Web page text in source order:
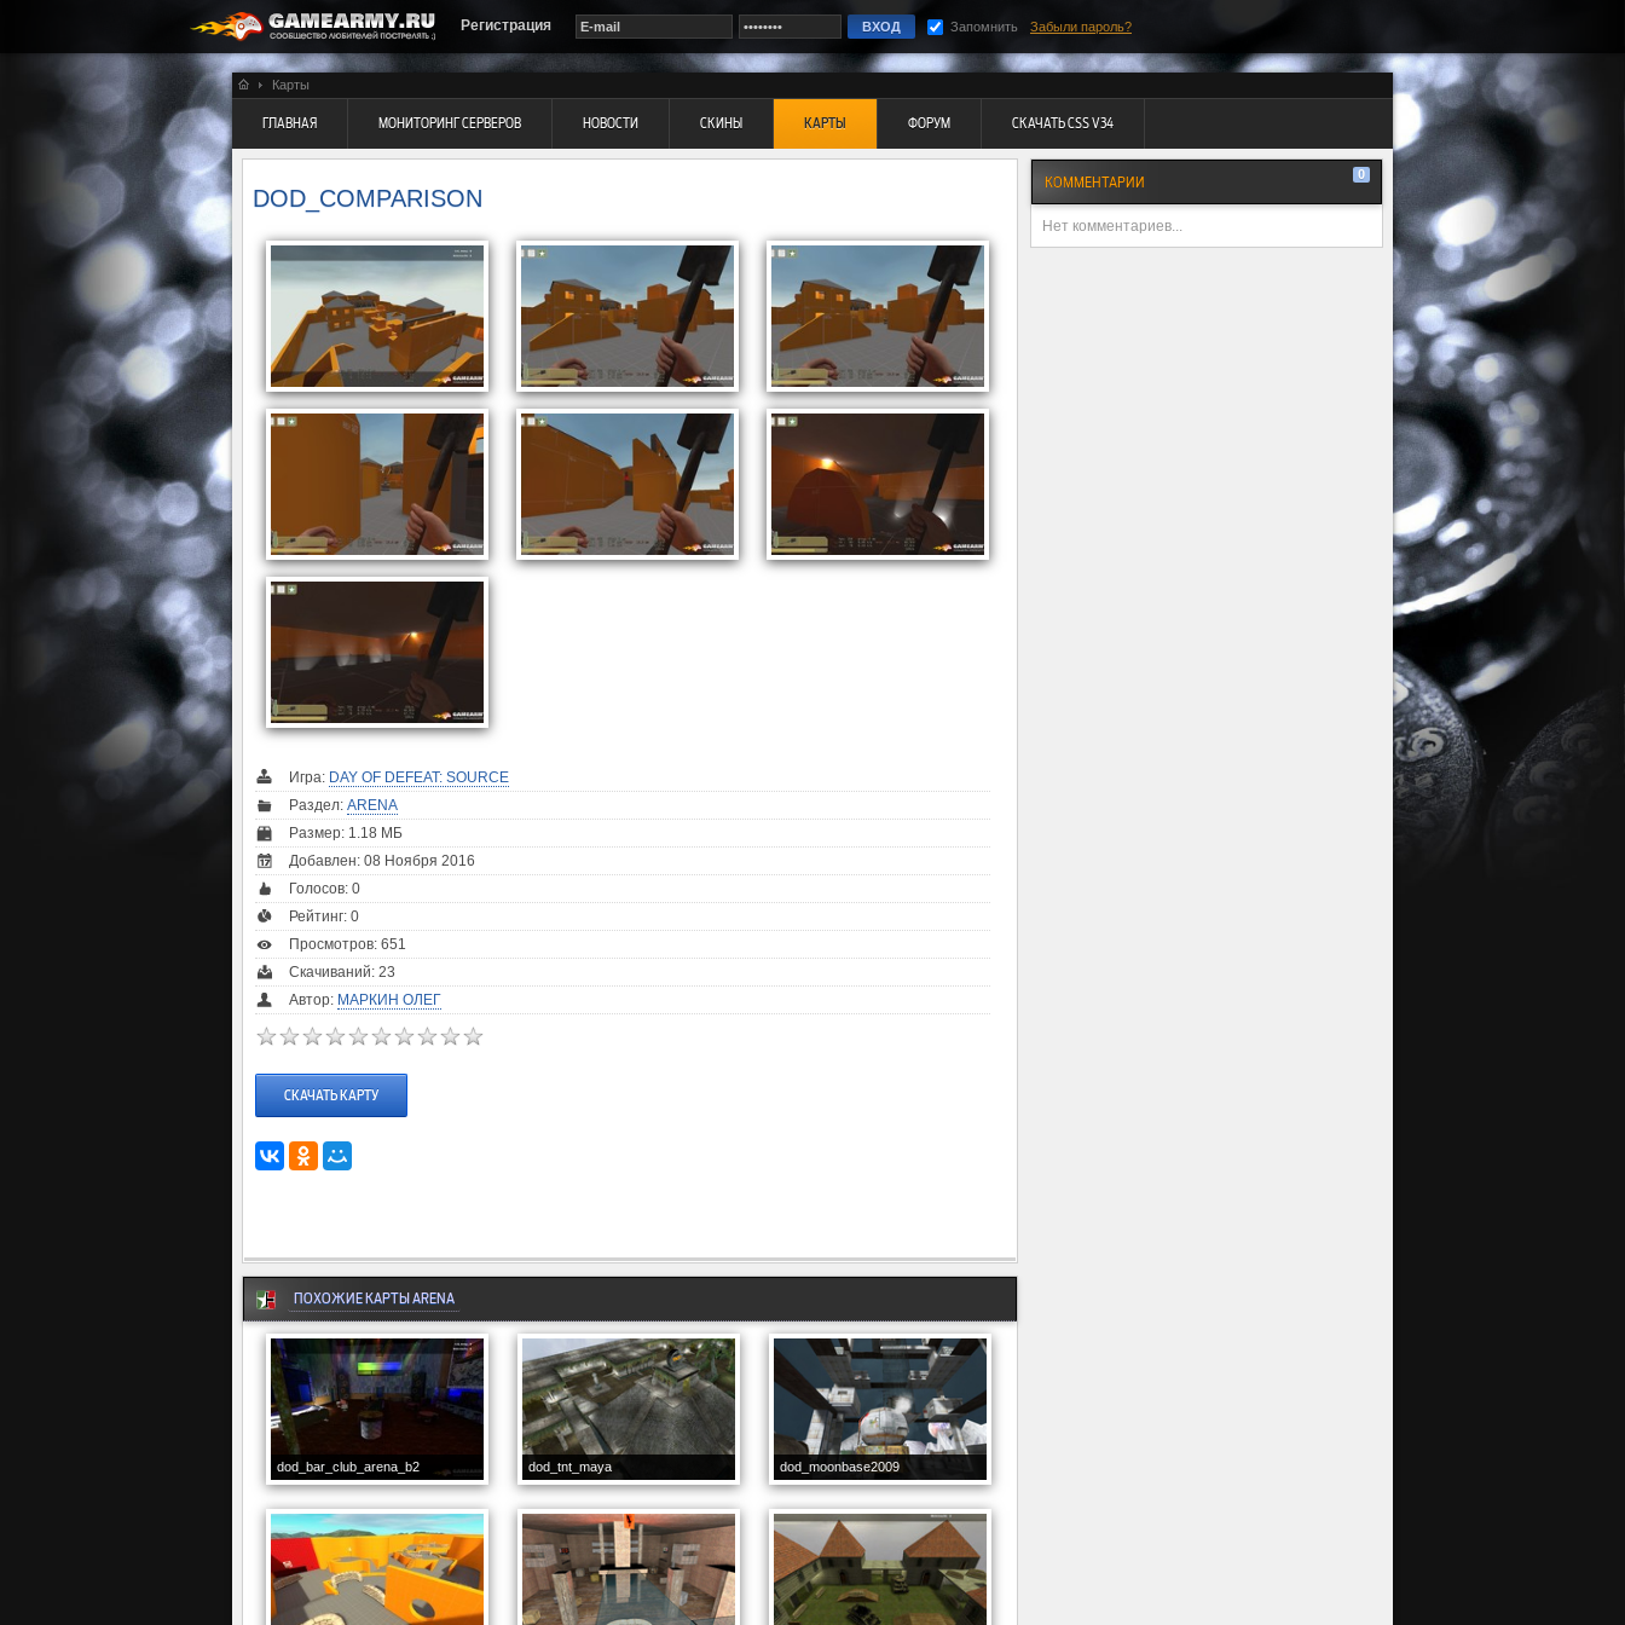
Регистрация Запомнить Забыли пароль?
Карты
ГЛАВНАЯ МОНИТОРИНГ СЕРВЕРОВ НОВОСТИ СКИНЫ КАРТЫ ФОРУМ СКАЧАТЬ CSS V34
DOD_COMPARISON
Игра: DAY OF DEFEAT: SOURCE
Раздел: ARENA
Размер: 1.18 МБ
Добавлен: 08 Ноября 2016
Голосов: 0
Рейтинг: 0
Просмотров: 651
Скачиваний: 23
Автор: МАРКИН ОЛЕГ
СКАЧАТЬ КАРТУ
ПОХОЖИЕ КАРТЫ ARENA
dod_bar_club_arena_b2 dod_tnt_maya dod_moonbase2009
КОММЕНТАРИИ 0
Нет комментариев...